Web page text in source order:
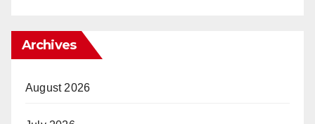
Archives
August 2026